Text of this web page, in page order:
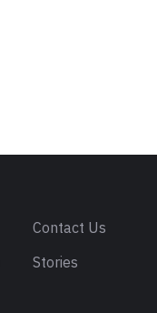
Contact Us
Stories